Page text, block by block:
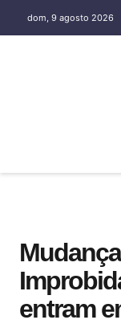
dom, 9 agosto 2026
entram